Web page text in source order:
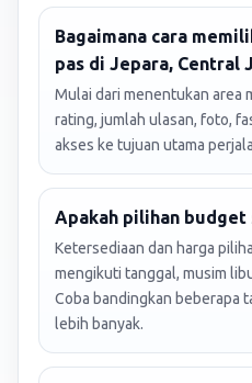
Bagaimana cara
pas di Jepara, Central
Mulai dari menentukan area
rating, jumlah ulasan, foto,
akses ke tujuan utama
Apakah pilihan budget
Ketersediaan dan harga
mengikuti tanggal, musim
Coba bandingkan beberapa
lebih banyak.